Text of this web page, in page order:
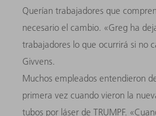
Querían trabajadores que
necesario el cambio. «Greg ha
trabajadores lo que ocurrirá si no
Givvens.
Muchos empleados entendieron
primera vez cuando vieron la
tubos por láser de TRUMPF.